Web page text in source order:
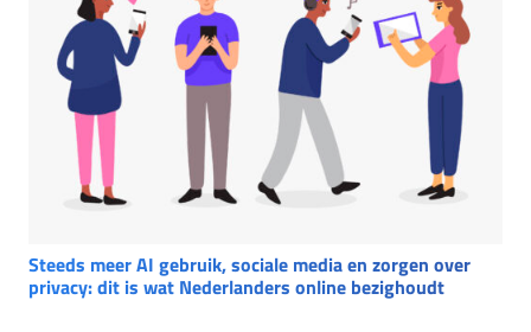
Steeds meer AI gebruik, sociale media en zorgen over
privacy: dit is wat Nederlanders online bezighoudt